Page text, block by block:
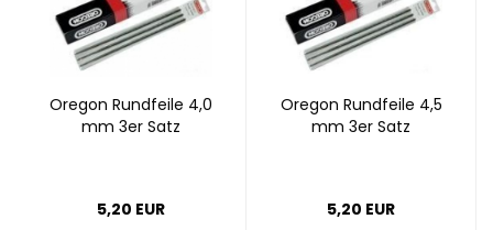
Ore­gon Rund­fei­le 4,0
mm 3er Satz
5,20 EUR
Ore­gon Rund­fei­le 4,5
mm 3er Satz
5,20 EUR